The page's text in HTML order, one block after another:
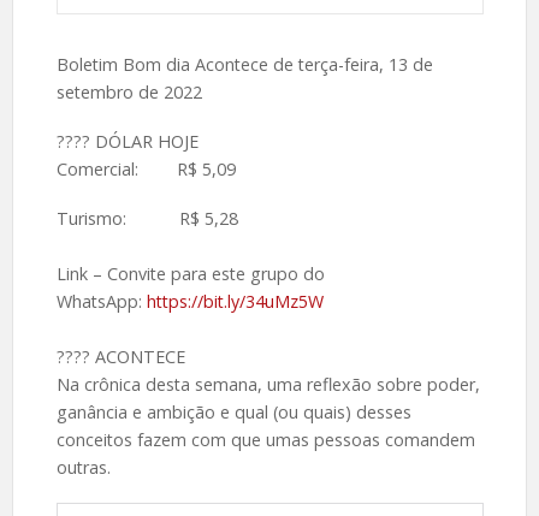
Boletim Bom dia Acontece de terça-feira, 13 de
setembro de 2022
????️ DÓLAR HOJE
Comercial: R$ 5,09
Turismo: R$ 5,28
Link – Convite para este grupo do
WhatsApp: https://bit.ly/34uMz5W
????️ ACONTECE
Na crônica desta semana, uma reflexão sobre poder,
ganância e ambição e qual (ou quais) desses
conceitos fazem com que umas pessoas comandem
outras.